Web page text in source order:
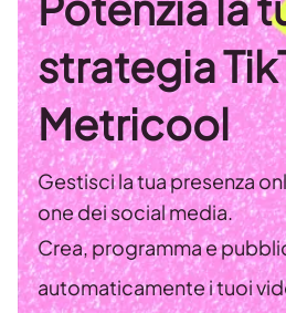
strategia
Metricool
Gestisci la tua presenza
one dei social media.
Crea, programma e
automaticamente i tuoi